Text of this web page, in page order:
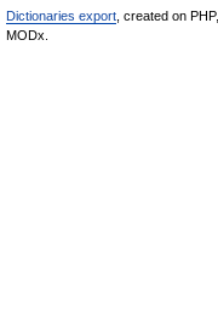
Dictionaries export , created on PHP,
MODx.